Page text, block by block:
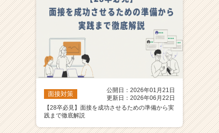
面接対策
公開日：2026年01月21日
更新日：2026年06月22日
【28卒必見】面接を成功させるための準備から実
践まで徹底解説